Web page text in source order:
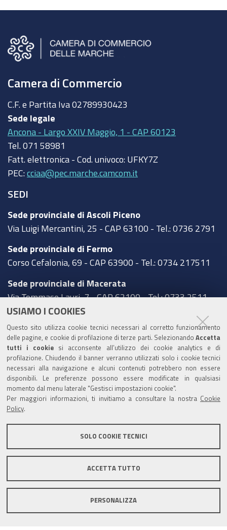
USIAMO I COOKIES
Questo sito utilizza cookie tecnici necessari al corretto funzionamento
delle pagine, e cookie di profilazione di terze parti. Selezionando Accetta
tutti i cookie si acconsente all’utilizzo dei cookie analytics e di
profilazione. Chiudendo il banner verranno utilizzati solo i cookie tecnici
necessari alla navigazione e alcuni contenuti potrebbero non essere
disponibili. Le preferenze possono essere modificate in qualsiasi
momento dal menu laterale "Gestisci impostazioni cookie".
Per maggiori informazioni, ti invitiamo a consultare la nostra Cookie
Policy
SOLO COOKIE TECNICI
ACCETTA TUTTO
PERSONALIZZA
Camera di Commercio
C.F. e Partita Iva 02789930423
Sede legale
Ancona - Largo XXIV Maggio, 1 - CAP 60123
Tel. 071 58981
Fatt. elettronica - Cod. univoco: UFKY7Z
PEC: cciaa@pec.marche.camcom.it
SEDI
Sede provinciale di Ascoli Piceno
Via Luigi Mercantini, 25 - CAP 63100 - Tel.: 0736 2791
Sede provinciale di Fermo
Corso Cefalonia, 69 - CAP 63900 - Tel.: 0734 217511
Sede provinciale di Macerata
Via Tommaso Lauri, 7 - CAP 62100 - Tel.: 0733 2511
Sede provinciale di Pesaro Urbino
Corso XI Settembre, 116 - CAP 61121 - Tel.: 0721
3571
TRASPARENZA
Amministrazione trasparente
Statistiche Web del sito (fonte Web Analytics Italia)
Contatti
Dichiarazione di accessibilità
Area riservata
Statistiche Web del sito (fonte Web Analytics Italia)